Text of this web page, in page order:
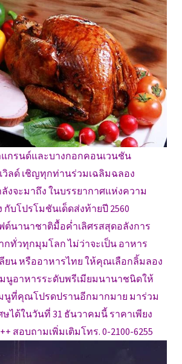
กรนด์และบางกอกคอนเวนชัน
วิลด์ เชิญทุกท่านร่วมเฉลิมฉลอง
งจะมาถึง ในบรรยากาศแห่งความ
กับโปรโมชันเด็ดส่งท้ายปี 2560
ต์นานาชาติมื้อค่ำเลิศรสสุดอลังการ
ทั่วทุกมุมโลก ไม่ว่าจะเป็น อาหาร
ยน หรืออาหารไทย ให้คุณเลือกลิ้มลอง
นูอาหารระดับพรีเมียมนานาชนิดให้
มนูที่คุณโปรดปรานอีกมากมาย มาร่วม
ได้ในวันที่ 31 ธันวาคมนี้ ราคาเพียง
สอบถามเพิ่มเติมโทร. 0-2100-6255